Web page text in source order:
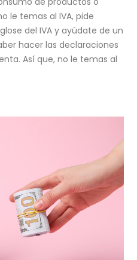
le temas al IVA, pide
del IVA y ayúdate de un
hacer las declaraciones
Así que, no le temas al